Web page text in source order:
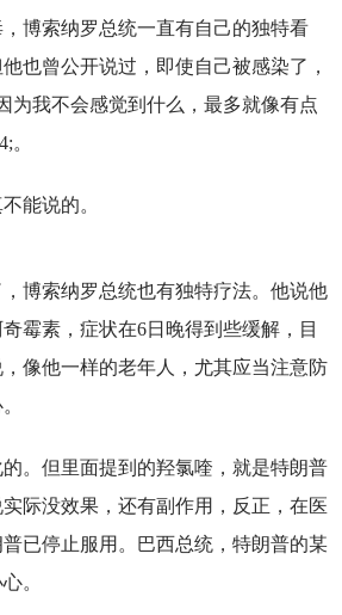
博索纳罗总统一直有自己的独特看
也曾公开说过，即使自己被感染了，
为我不会感觉到什么，最多就像有点
。
能说的。
博索纳罗总统也有独特疗法。他说他
霉素，症状在6日晚得到些缓解，目
像他一样的老年人，尤其应当注意防
。但里面提到的羟氯喹，就是特朗普
际没效果，还有副作用，反正，在医
已停止服用。巴西总统，特朗普的某
。